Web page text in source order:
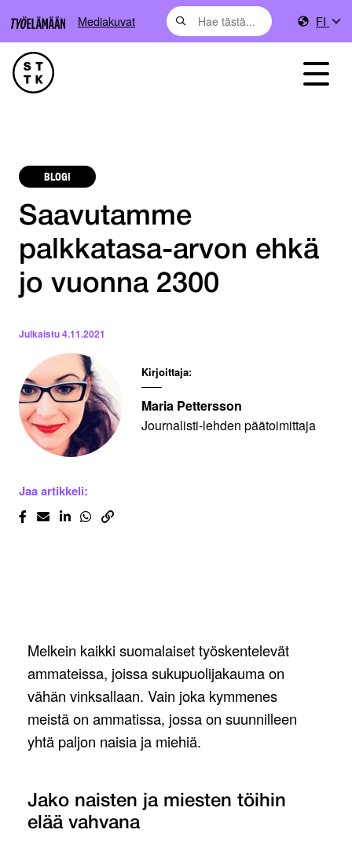
Mediakuvat FI
BLOGI
Saavutamme
palkkatasa-arvon ehkä
jo vuonna 2300
Julkaistu4.11.2021
Kirjoittaja:
Maria Pettersson
Journalisti-lehden päätoimittaja
Jaa artikkeli:
Melkein kaikki suomalaiset työskentelevät
ammateissa, joissa sukupuolijakauma on
vähän vinksallaan. Vain joka kymmenes
meistä on ammatissa, jossa on suunnilleen
yhtä paljon naisia ja miehiä.
Jako naisten ja miesten töihin
elää vahvana